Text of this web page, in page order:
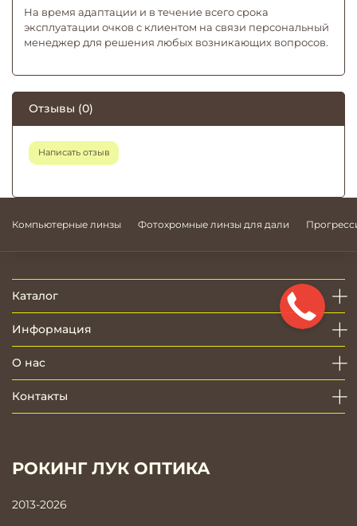
На время адаптации и в течение всего срока
эксплуатации очков с клиентом на связи персональный
менеджер для решения любых возникающих вопросов.
Отзывы (0)
Написать отзыв
Компьютерные линзы Фотохромные линзы для дали
Каталог
Информация
О нас
Контакты
РОКИНГ ЛУК ОПТИКА
2013-2026